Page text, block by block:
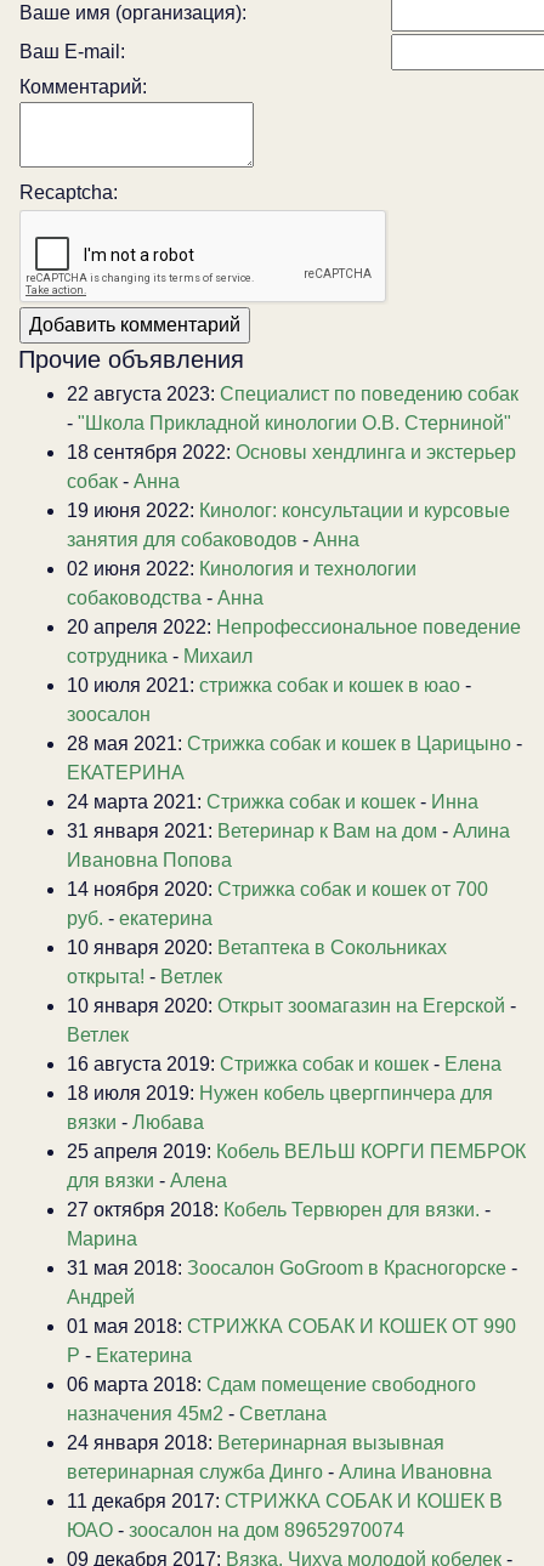
Ваше имя (организация):
Ваш E-mail:
Комментарий:
Recaptcha:
Прочие объявления
22 августа 2023: Специалист по поведению собак
- "Школа Прикладной кинологии О.В. Стерниной"
18 сентября 2022: Основы хендлинга и экстерьер
собак - Анна
19 июня 2022: Кинолог: консультации и курсовые
занятия для собаководов - Анна
02 июня 2022: Кинология и технологии
собаководства - Анна
20 апреля 2022: Непрофессиональное поведение
сотрудника - Михаил
10 июля 2021: стрижка собак и кошек в юао -
зоосалон
28 мая 2021: Стрижка собак и кошек в Царицыно -
ЕКАТЕРИНА
24 марта 2021: Стрижка собак и кошек - Инна
31 января 2021: Ветеринар к Вам на дом - Алина
Ивановна Попова
14 ноября 2020: Стрижка собак и кошек от 700
руб. - екатерина
10 января 2020: Ветаптека в Сокольниках
открыта! - Ветлек
10 января 2020: Открыт зоомагазин на Егерской -
Ветлек
16 августа 2019: Стрижка собак и кошек - Елена
18 июля 2019: Нужен кобель цвергпинчера для
вязки - Любава
25 апреля 2019: Кобель ВЕЛЬШ КОРГИ ПЕМБРОК
для вязки - Алена
27 октября 2018: Кобель Тервюрен для вязки. -
Марина
31 мая 2018: Зоосалон GoGroom в Красногорске -
Андрей
01 мая 2018: СТРИЖКА СОБАК И КОШЕК ОТ 990
Р - Екатерина
06 марта 2018: Сдам помещение свободного
назначения 45м2 - Светлана
24 января 2018: Ветеринарная вызывная
ветеринарная служба Динго - Алина Ивановна
11 декабря 2017: СТРИЖКА СОБАК И КОШЕК В
ЮАО - зоосалон на дом 89652970074
09 декабря 2017: Вязка. Чихуа молодой кобелек -